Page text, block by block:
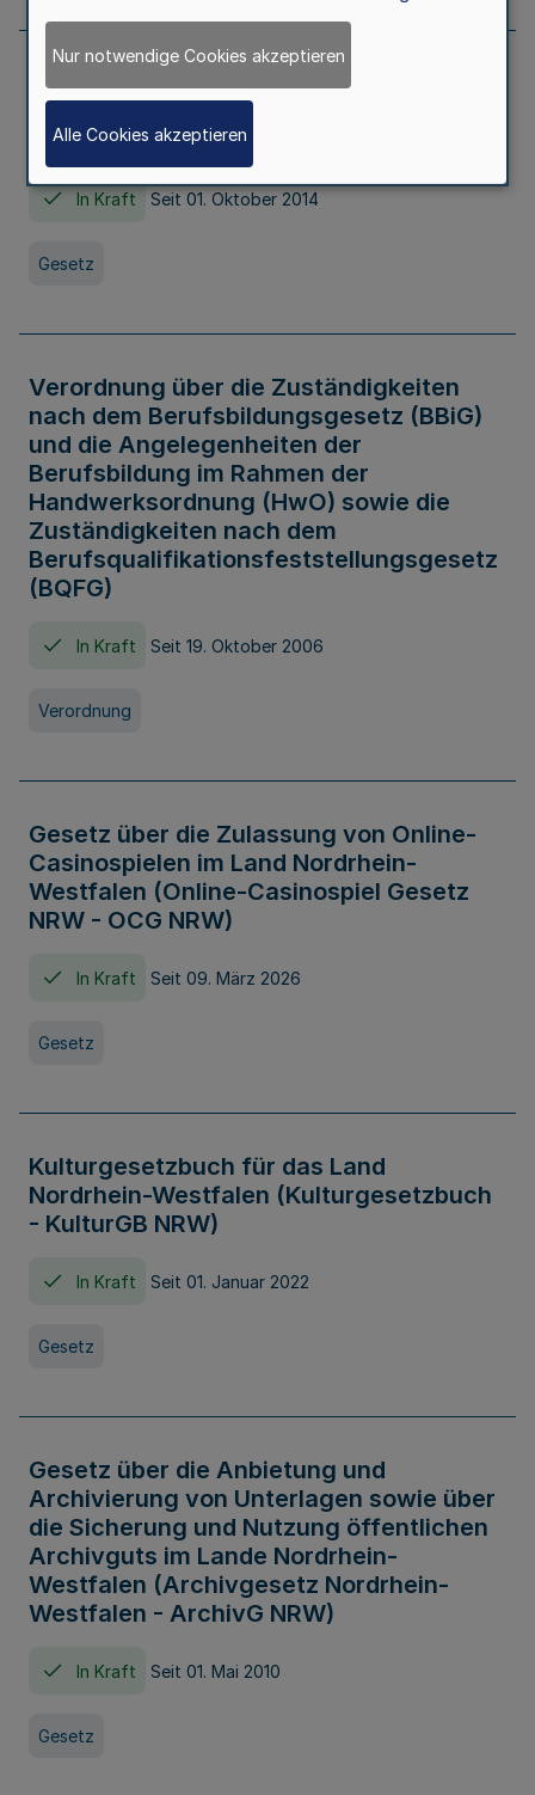
Gesetz über die Hochschulen des Landes
Nordrhein-Westfalen (Hochschulgesetz -
HG)
In Kraft Seit 01. Oktober 2014
Gesetz
Verordnung über die Zuständigkeiten
nach dem Berufsbildungsgesetz (BBiG)
und die Angelegenheiten der
Berufsbildung im Rahmen der
Handwerksordnung (HwO) sowie die
Zuständigkeiten nach dem
Berufsqualifikationsfeststellungsgesetz
(BQFG)
In Kraft Seit 19. Oktober 2006
Verordnung
Gesetz über die Zulassung von Online-
Casinospielen im Land Nordrhein-
Westfalen (Online-Casinospiel Gesetz
NRW - OCG NRW)
In Kraft Seit 09. März 2026
Gesetz
Kulturgesetzbuch für das Land
Nordrhein-Westfalen (Kulturgesetzbuch
- KulturGB NRW)
In Kraft Seit 01. Januar 2022
Gesetz
Gesetz über die Anbietung und
Archivierung von Unterlagen sowie über
die Sicherung und Nutzung öffentlichen
Archivguts im Lande Nordrhein-
Westfalen (Archivgesetz Nordrhein-
Westfalen - ArchivG NRW)
In Kraft Seit 01. Mai 2010
Gesetz
Nur notwendige Cookies akzeptieren
Alle Cookies akzeptieren